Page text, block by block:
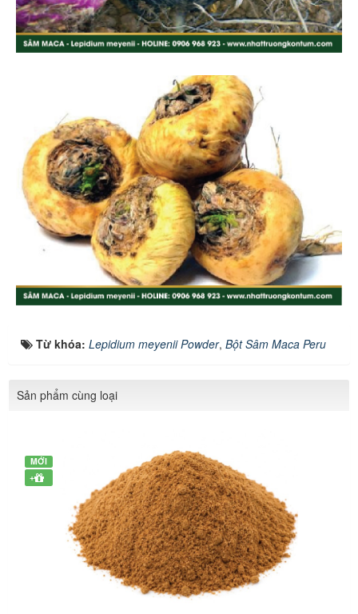
Từ khóa: Lepidium meyenii Powder, Bột Sâm Maca Peru
Sản phẩm cùng loại
MỚI
+